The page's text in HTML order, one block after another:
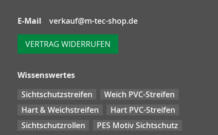
E-Mail verkauf@m-tec-shop.de
VERTRAG WIDERRUFEN
Wissenswertes
Sichtschutzstreifen
Weich PVC-Streifen
Hart & Weichstreifen
Hart PVC-Streifen
Sichtschutzrollen
PES Motiv Sichtschutz